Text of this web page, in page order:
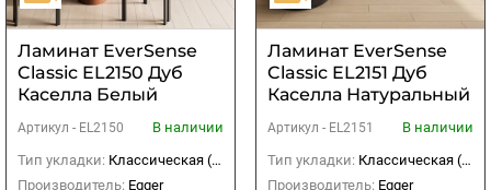
Ламинат EverSense
Classic EL2150 Дуб
Каселла Белый
Артикул - EL2150
В наличии
Тип укладки: Классическая (прямая)
Производитель: Egger
Ламинат EverSense
Classic EL2151 Дуб
Каселла Натуральный
Артикул - EL2151
В наличии
Тип укладки: Классическая (прямая)
Производитель: Egger